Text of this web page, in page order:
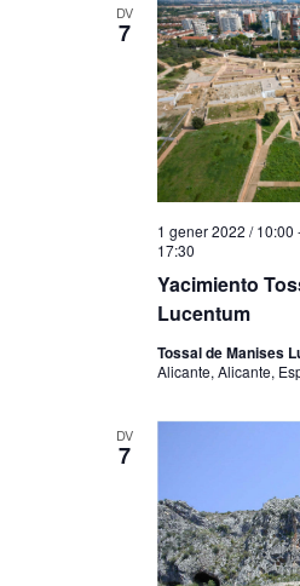
DV
7
Yacimiento
Lucentum
1 gener 2022 / 10:00
17:30
Tossal de Manises
Alicante, Alicante,
DV
7